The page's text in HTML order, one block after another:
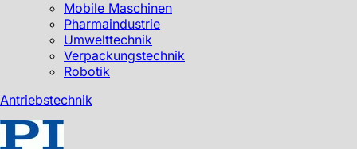
Mobile Maschinen
Pharmaindustrie
Umwelttechnik
Verpackungstechnik
Robotik
Antriebstechnik